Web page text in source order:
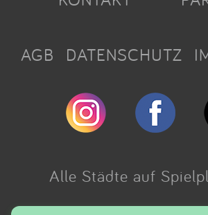
AGB DATENSCHUTZ
Alle Städte auf